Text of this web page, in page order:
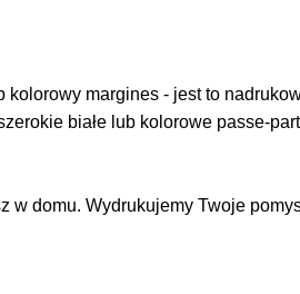
margines - jest to
białe lub kolorowe passe-
domu. Wydrukujemy Twoje